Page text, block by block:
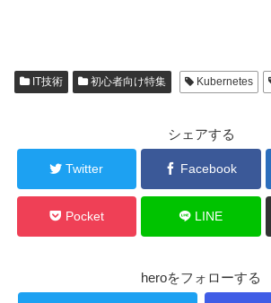
IT技術 初心者向け特集 Kubernetes
シェアする
Twitter Facebook
Pocket LINE
heroをフォローする